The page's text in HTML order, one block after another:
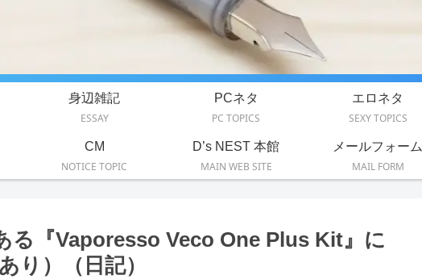
身辺雑記
ESSAY
PCネタ
PC TOPICS
エロネタ
SEXY TOPICS
CM
NOTICE TOPIC
D’s NEST 本館
MAIN WEB SITE
メールフォーム
MAIL FORM
る『Vaporesso Veco One Plus Kit』に
り）（日記）